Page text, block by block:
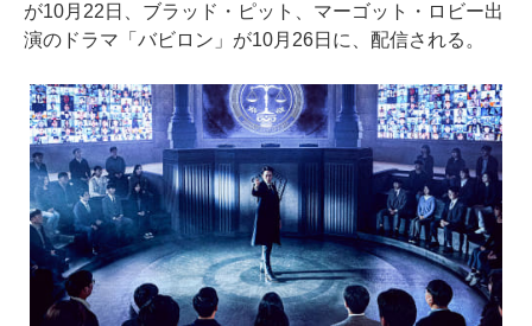
が10月22日、ブラッド・ピット、マーゴット・ロビー出
演のドラマ「バビロン」が10月26日に、配信される。